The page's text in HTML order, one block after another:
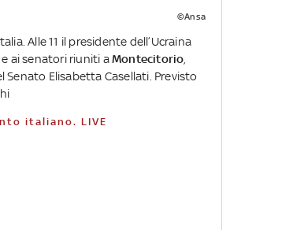
©Ansa
Alle 11 il presidente dell’Ucraina
ai senatori riuniti aMontecitorio,
Elisabetta Casellati. Previsto
italiano. LIVE